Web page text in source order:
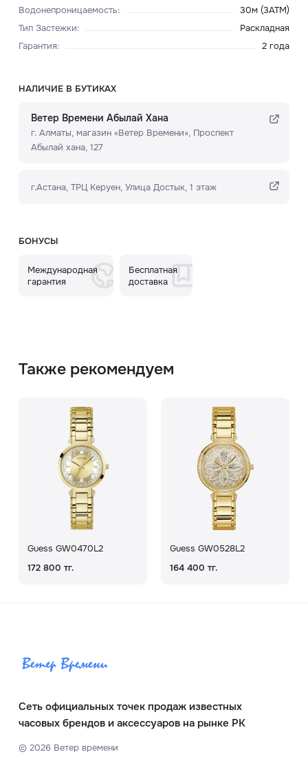
Водонепроницаемость:
30м (3ATM)
Тип Застежки:
Раскладная
Гарантия: 2 года
НАЛИЧИЕ В БУТИКАХ
Ветер Времени Абылай Хана
г. Алматы, ​магазин «Ветер Времени»​, Проспект
Абылай хана, 127
г.Астана, ТРЦ Керуен​, Улица Достык, 1 этаж
БОНУСЫ
Международная
гарантия
Бесплатная
доставка
Также рекомендуем
Guess GW0470L2
172 800 тг.
Guess GW0528L2
164 400 тг.
Сеть официальных точек продаж известных
часовых брендов и аксессуаров на рынке РК
© 2026Ветер времени